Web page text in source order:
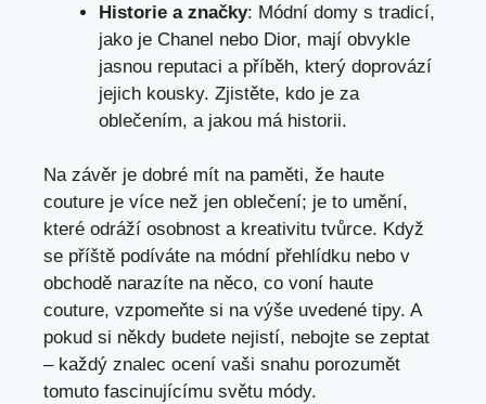
Historie a značky: Módní domy s tradicí,
jako je Chanel nebo Dior, mají obvykle
jasnou reputaci a příběh, který doprovází
jejich kousky. Zjistěte, kdo je za
oblečením, a jakou má historii.
Na závěr je dobré mít na paměti, že haute
couture je více než jen oblečení; je to umění,
které odráží osobnost a kreativitu tvůrce. Když
se příště podíváte na módní přehlídku nebo v
obchodě narazíte na něco, co voní haute
couture, vzpomeňte si na výše uvedené tipy. A
pokud si někdy budete nejistí, nebojte se zeptat
– každý znalec ocení vaši snahu porozumět
tomuto fascinujícímu světu módy.